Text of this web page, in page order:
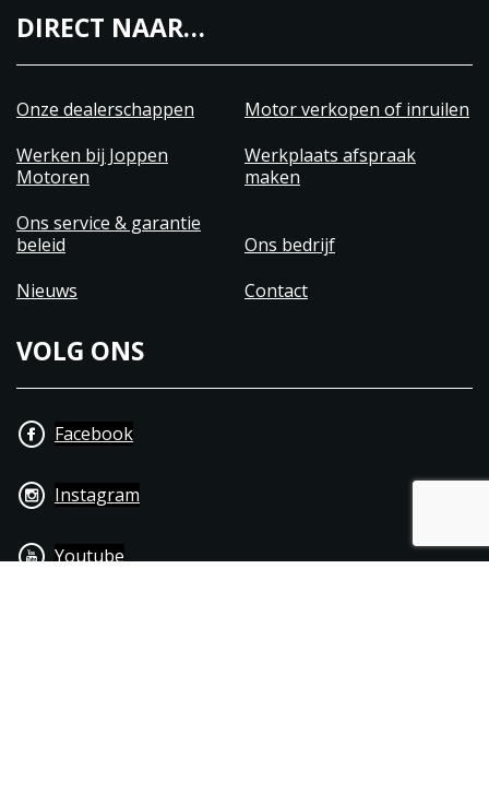
DIRECT NAAR…
Onze dealerschappen
Motor verkopen of inruilen
Werken bij Joppen
Motoren
Werkplaats afspraak
maken
Ons service & garantie
beleid
Ons bedrijf
Nieuws
Contact
VOLG ONS
Facebook
Instagram
Youtube